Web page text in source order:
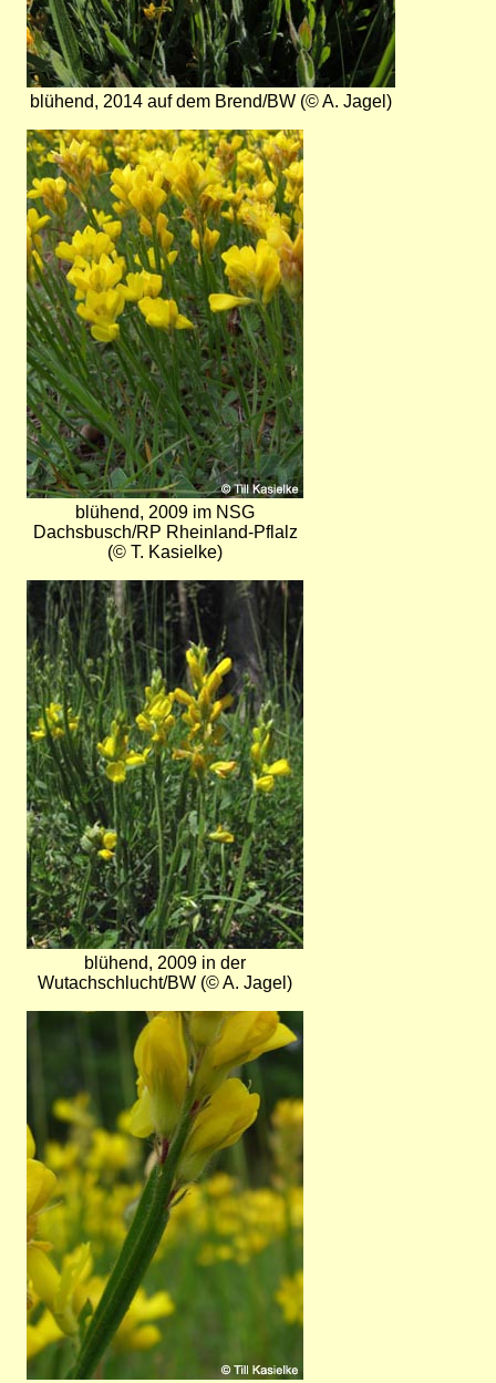
blühend, 2014 auf dem Brend/BW (© A. Jagel)
Bild
blühend, 2009 im NSG
Dachsbusch/RP Rheinland-Pflalz
(© T. Kasielke)
Bild
blühend, 2009 in der
Wutachschlucht/BW (© A. Jagel)